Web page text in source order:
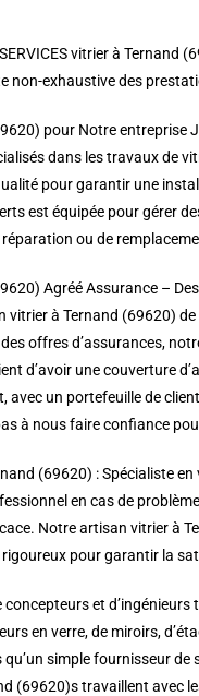
vitrier à Ternand
non-exhaustive des
pour Notre entreprise
dans les travaux de
pour garantir une
est équipée pour gérer
ou de
Agréé Assurance –
vitrier à Ternand (69620)
offres d’assurances,
d’avoir une couverture
avec un portefeuille de
à nous faire confiance
(69620) : Spécialiste en
en cas de
Notre artisan vitrier à
pour garantir la
concepteurs et
en verre, de miroirs,
simple fournisseur
(69620)s travaillent avec